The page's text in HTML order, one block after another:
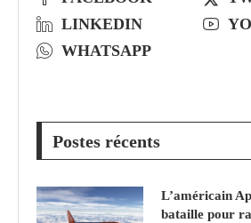
LINKEDIN
WHATSAPP
Postes récents
L’américain
bataille pour